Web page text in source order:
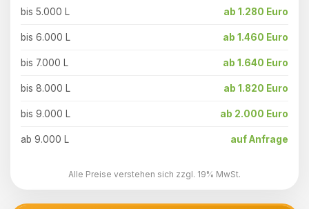
bis 5.000 L ab 1.280 Euro
bis 6.000 L ab 1.460 Euro
bis 7.000 L ab 1.640 Euro
bis 8.000 L ab 1.820 Euro
bis 9.000 L ab 2.000 Euro
ab 9.000 L auf Anfrage
Alle Preise verstehen sich zzgl. 19% MwSt.